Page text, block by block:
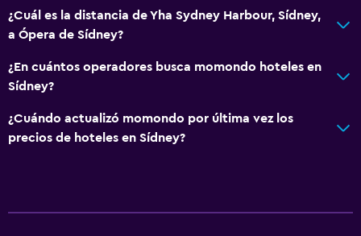
Servicios y facilidades
Tapones para los oídos
Cajero automático/banco
Acceso con tarjeta
Check-out exprés
Recepción 24 horas
¿Cuál es la distancia de Yha Sydney Harbour, Sídney,
a Ópera de Sídney?
¿En cuántos operadores busca momondo hoteles en
Sídney?
¿Cuándo actualizó momondo por última vez los
precios de hoteles en Sídney?